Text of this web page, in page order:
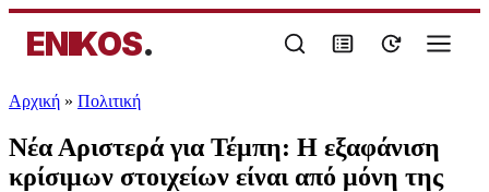
ENIKOS.
Αρχική » Πολιτική
Νέα Αριστερά για Τέμπη: Η εξαφάνιση
κρίσιμων στοιχείων είναι από μόνη της